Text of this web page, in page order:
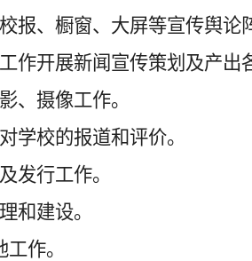
报、橱窗、大屏等宣传舆论
作开展新闻宣传策划及产出
、摄像工作。
学校的报道和评价。
发行工作。
和建设。
作。